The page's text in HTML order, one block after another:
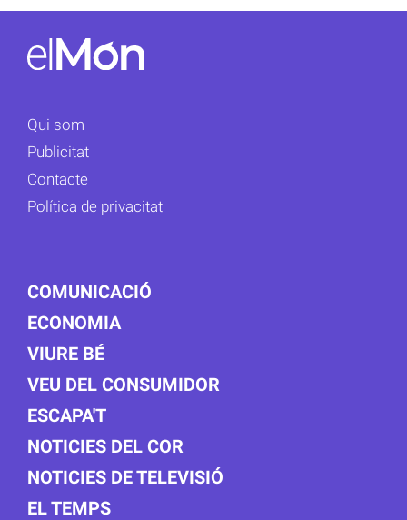
Qui som
Publicitat
Contacte
Política de privacitat
COMUNICACIÓ
ECONOMIA
VIURE BÉ
VEU DEL CONSUMIDOR
ESCAPA'T
NOTICIES DEL COR
NOTICIES DE TELEVISIÓ
EL TEMPS